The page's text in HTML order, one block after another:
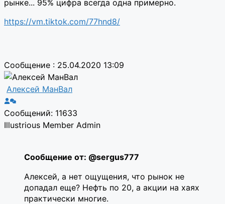
рынке... 95% цифра всегда одна примерно.
https://vm.tiktok.com/77hnd8/
Сообщение : 25.04.2020 13:09
Алексей МанВал
Сообщений: 11633
Illustrious Member Admin
Сообщение от: @sergus777
Алексей, а нет ощущения, что рынок не
допадал еще? Нефть по 20, а акции на хаях
практически многие.